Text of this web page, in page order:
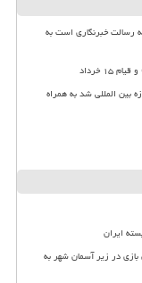
به رسالت خبرنگاری است به
خرداد
بین المللی شد به همراه
ایران
در زیر آسمان شهر به